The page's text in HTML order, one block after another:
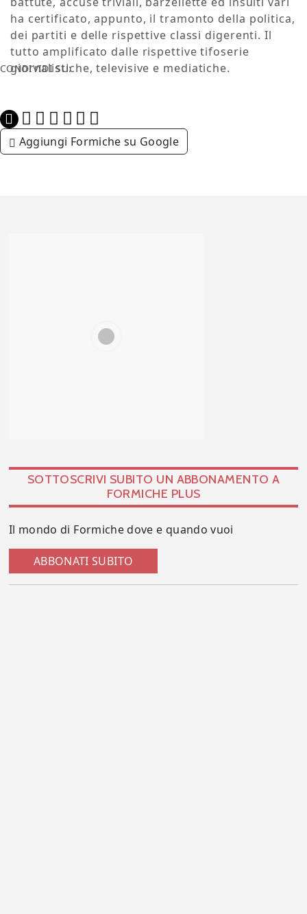
ha certificato, appunto, il tramonto della politica,
dei partiti e delle rispettive classi digerenti. Il
tutto amplificato dalle rispettive tifoserie
giornalistiche, televisive e mediatiche.
CONDIVIDI SU:
Aggiungi Formiche su Google
SOTTOSCRIVI SUBITO UN ABBONAMENTO A
FORMICHE PLUS
Il mondo di Formiche dove e quando vuoi
ABBONATI SUBITO